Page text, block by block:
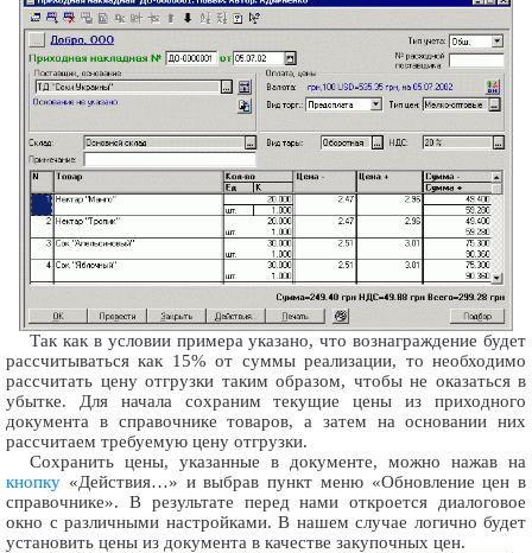
Так как в условии примера указано, что вознаграждение будет
рассчитываться как 15% от суммы реализации, то необходимо
рассчитать цену отгрузки таким образом, чтобы не оказаться в
убытке. Для начала сохраним текущие цены из приходного
документа в справочнике товаров, а затем на основании них
рассчитаем требуемую цену отгрузки.
Сохранить цены, указанные в документе, можно нажав на
кнопку «Действия…» и выбрав пункт меню «Обновление цен в
справочнике». В результате перед нами откроется диалоговое
окно с различными настройками. В нашем случае логично будет
установить цены из документа в качестве закупочных цен.